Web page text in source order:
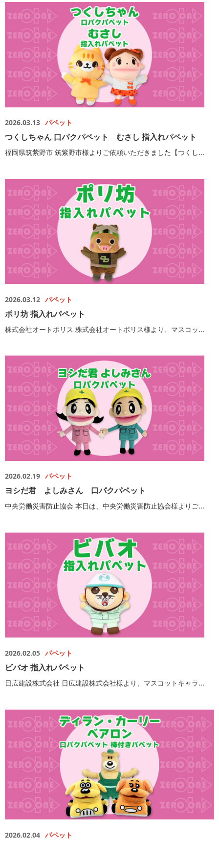
2026.03.13 パペット
つくしちゃん 口パクパペット むさし 指入れパペット
福岡県筑紫野市 筑紫野市様よりご依頼いただきました【つくし...
2026.03.12 パペット
ポリ坊 指入れパペット
株式会社オートポリス 株式会社オートポリス様より、マスコッ...
2026.02.19 パペット
ヨシだ君 よしみさん 口パクパペット
中央労働災害防止協会 本日は、中央労働災害防止協会様よりご...
2026.02.05 パペット
ビバオ 指入れパペット
日広建設株式会社 日広建設株式会社様より、マスコットキャラ...
2026.02.04 パペット